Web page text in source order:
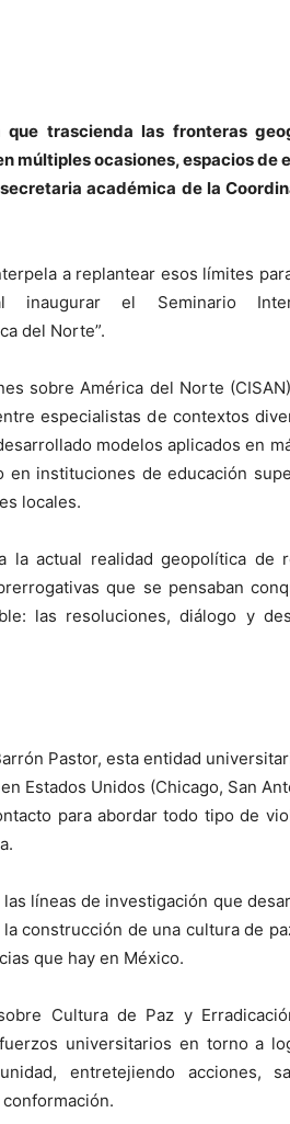
trascienda las fronteras
múltiples ocasiones, espacios de
académica de la
a replantear esos límites
el Seminario
del Norte”.
sobre América del Norte
especialistas de contextos
modelos aplicados en
en instituciones de educación
locales.
la actual realidad geopolítica de
que se pensaban
las resoluciones, diálogo y
Pastor, esta entidad
Estados Unidos (Chicago, San
para abordar todo tipo de
líneas de investigación que
construcción de una cultura de
que hay en México.
Cultura de Paz y
universitarios en torno a
entretejiendo acciones,